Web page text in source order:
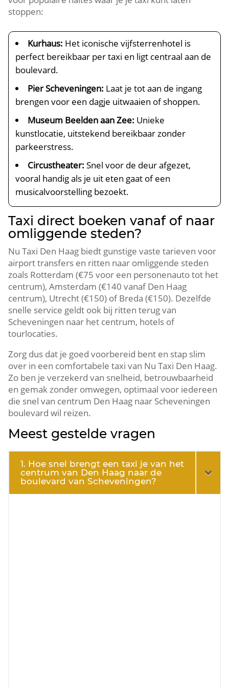
stoppen:
Kurhaus: Het iconische vijfsterrenhotel is
perfect bereikbaar per taxi en ligt centraal aan de
boulevard.
Pier Scheveningen: Laat je tot aan de ingang
brengen voor een dagje uitwaaien of shoppen.
Museum Beelden aan Zee: Unieke
kunstlocatie, uitstekend bereikbaar zonder
parkeerstress.
Circustheater: Snel voor de deur afgezet,
vooral handig als je uit eten gaat of een
musicalvoorstelling bezoekt.
Taxi direct boeken vanaf of naar
omliggende steden?
Nu Taxi Den Haag biedt gunstige vaste tarieven voor
airport transfers en ritten naar omliggende steden
zoals Rotterdam (€75 voor een personenauto tot het
centrum), Amsterdam (€140 vanaf Den Haag
centrum), Utrecht (€150) of Breda (€150). Dezelfde
snelle service geldt ook bij ritten terug van
Scheveningen naar het centrum, hotels of
tourlocaties.
Zorg dus dat je goed voorbereid bent en stap slim
over in een comfortabele taxi van Nu Taxi Den Haag.
Zo ben je verzekerd van snelheid, betrouwbaarheid
en gemak zonder omwegen, optimaal voor iedereen
die snel van centrum Den Haag naar Scheveningen
boulevard wil reizen.
Meest gestelde vragen
1. Hoe snel brengt een taxi je van het
centrum van Den Haag naar de
boulevard van Scheveningen?